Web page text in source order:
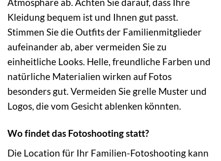
Atmosphäre ab. Achten Sie darauf, dass Ihre
Kleidung bequem ist und Ihnen gut passt.
Stimmen Sie die Outfits der Familienmitglieder
aufeinander ab, aber vermeiden Sie zu
einheitliche Looks. Helle, freundliche Farben und
natürliche Materialien wirken auf Fotos
besonders gut. Vermeiden Sie grelle Muster und
Logos, die vom Gesicht ablenken könnten.
Wo findet das Fotoshooting statt?
Die Location für Ihr Familien-Fotoshooting kann